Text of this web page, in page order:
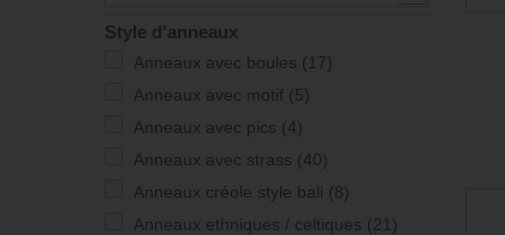
Style d'anneaux
Anneaux avec boules (17)
Anneaux avec motif (5)
Anneaux avec pics (4)
Anneaux avec strass (40)
Anneaux créole style bali (8)
Anneaux ethniques / celtiques (21)